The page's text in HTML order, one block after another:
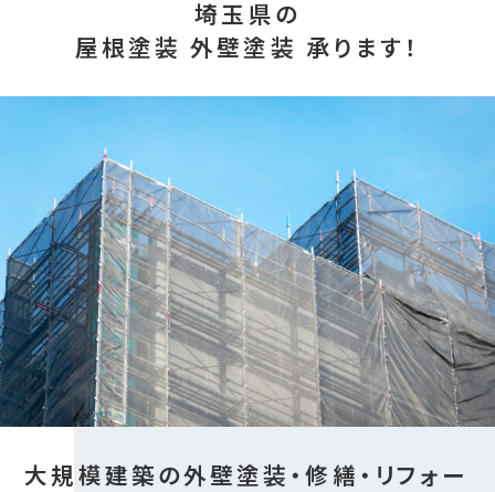
埼玉県の
屋根塗装 外壁塗装 承ります！
大規模建築の外壁塗装・修繕・リフォー